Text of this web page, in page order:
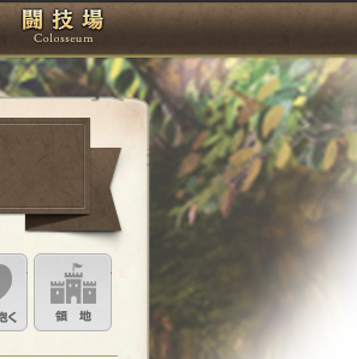
ップ 闘技場
く このキャラクターに感情を抱く